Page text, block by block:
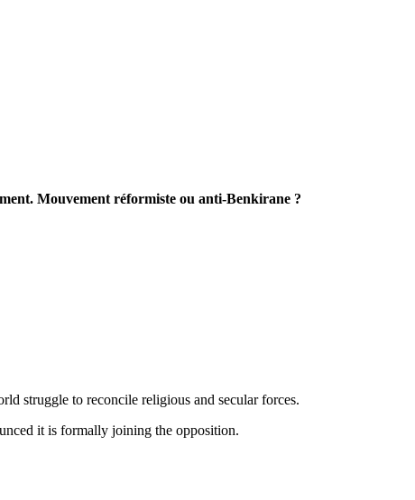
Mouvement réformiste ou anti-Benkirane ?
struggle to reconcile religious and secular forces.
it is formally joining the opposition.